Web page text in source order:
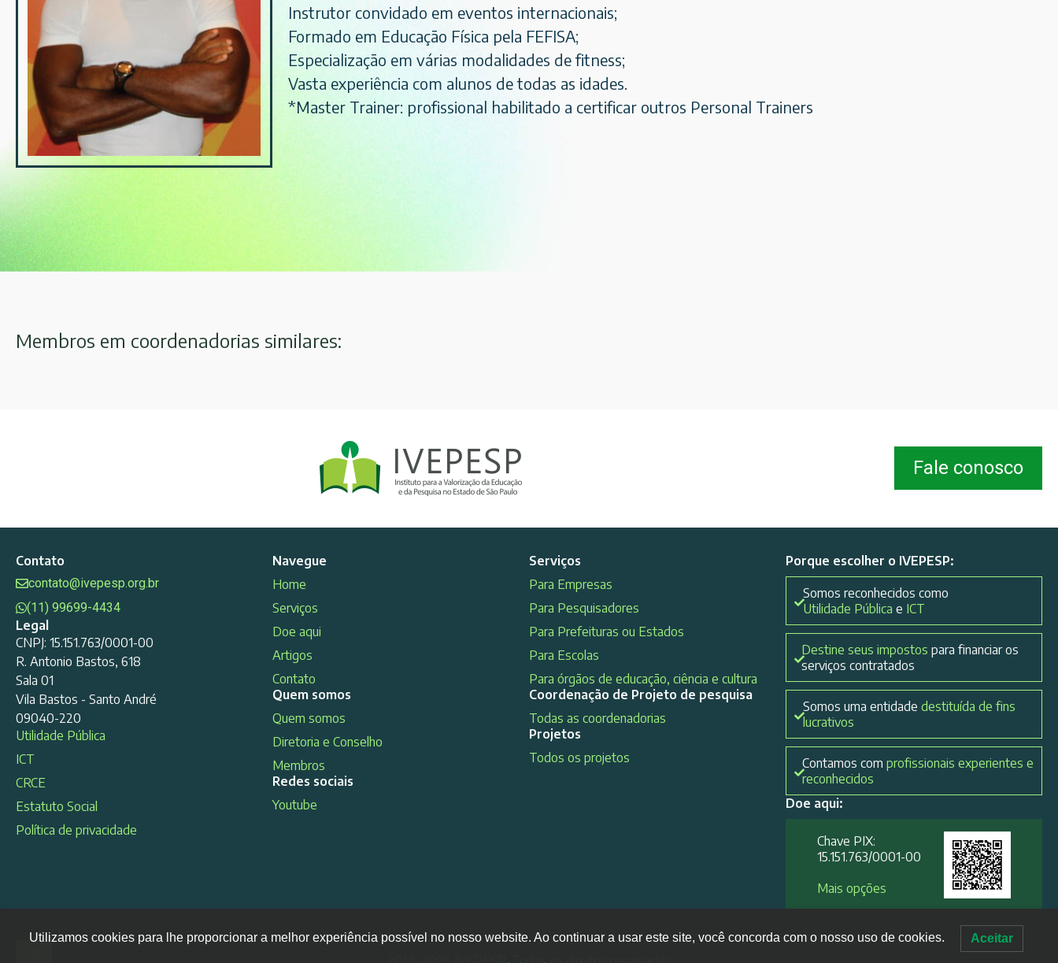
Instrutor convidado em eventos internacionais;
Formado em Educação Física pela FEFISA;
Especialização em várias modalidades de fitness;
Vasta experiência com alunos de todas as idades.
*Master Trainer: profissional habilitado a certificar outros Personal Trainers
Membros em coordenadorias similares:
Fale conosco
Contato
contato@ivepesp.org.br
(11) 99699-4434
Legal
CNPJ: 15.151.763/0001-00
R. Antonio Bastos, 618
Sala 01
Vila Bastos - Santo André
09040-220
Utilidade Pública
ICT
CRCE
Estatuto Social
Política de privacidade
Navegue
Home
Serviços
Doe aqui
Artigos
Contato
Quem somos
Quem somos
Diretoria e Conselho
Membros
Redes sociais
Youtube
Serviços
Para Empresas
Para Pesquisadores
Para Prefeituras ou Estados
Para Escolas
Para órgãos de educação, ciência e cultura
Coordenação de Projeto de pesquisa
Todas as coordenadorias
Projetos
Todos os projetos
Porque escolher o IVEPESP:
Somos reconhecidos como
Utilidade Pública e ICT
Destine seus impostos para financiar os
serviços contratados
Somos uma entidadedestituída de fins
lucrativos
Contamos com profissionais experientes e
reconhecidos
Doe aqui:
Chave PIX:
15.151.763/0001-00​
Mais opções
Utilizamos cookies para lhe proporcionar a melhor experiência possível no nosso website. Ao continuar a usar este site, você concorda com o nosso uso de cookies. Aceitar